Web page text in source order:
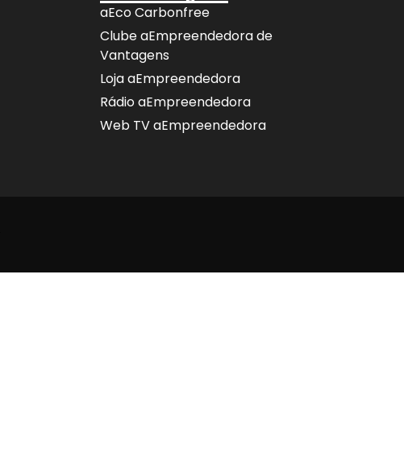
aEco Carbonfree
Clube aEmpreendedora de
Vantagens
Loja aEmpreendedora
Rádio aEmpreendedora
Web TV aEmpreendedora